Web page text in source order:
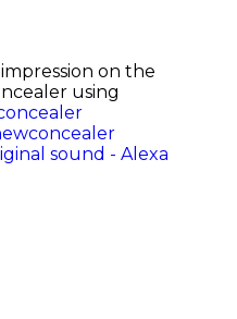
impression on the
using
sound - Alexa